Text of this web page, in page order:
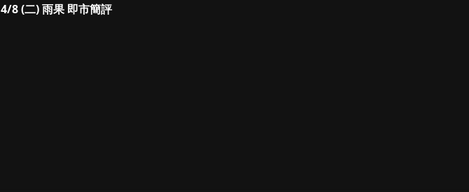
4/8 (二) 雨果 即市簡評